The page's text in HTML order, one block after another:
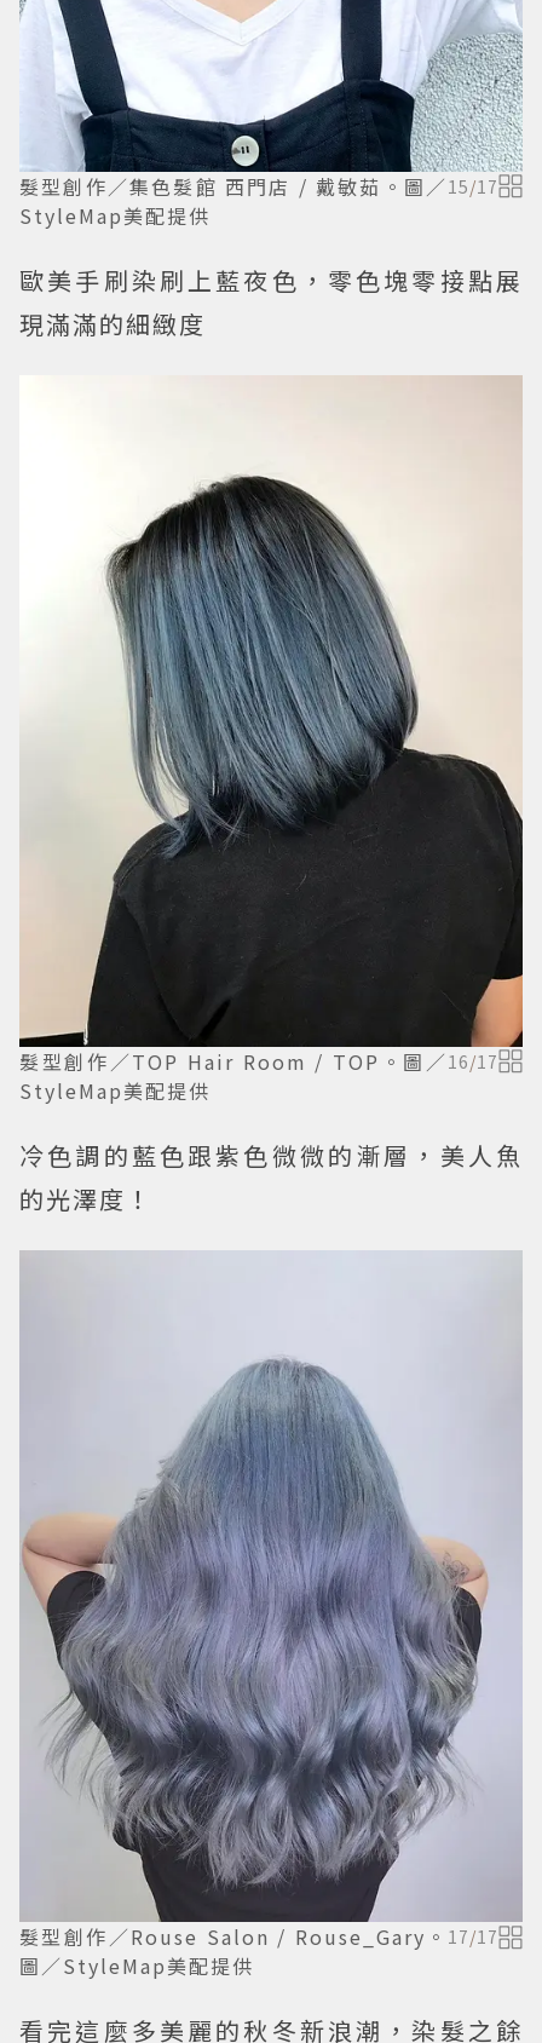
髮型創作／集色髮館 西門店 / 戴敏茹。圖／
StyleMap美配提供
15/17
歐美手刷染刷上藍夜色，零色塊零接點展
現滿滿的細緻度
髮型創作／TOP Hair Room / TOP。圖／
StyleMap美配提供
16/17
冷色調的藍色跟紫色微微的漸層，美人魚
的光澤度！
髮型創作／Rouse Salon / Rouse_Gary。
圖／StyleMap美配提供
17/17
看完這麼多美麗的秋冬新浪潮，染髮之餘